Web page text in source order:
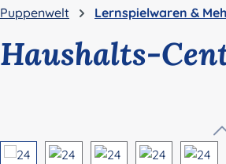
Puppenwelt Lernspielwaren &
Haushalts-